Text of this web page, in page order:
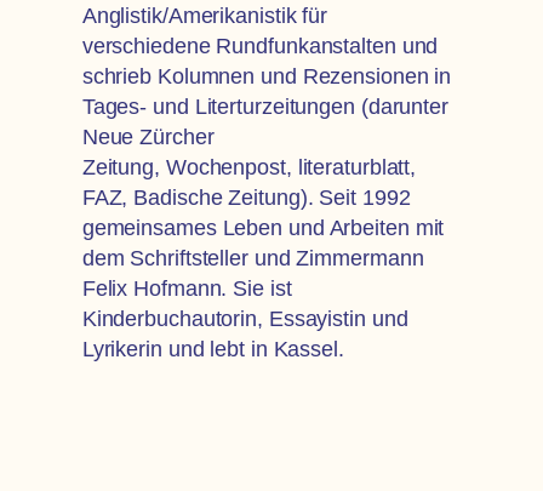
Anglistik/Amerikanistik für
verschiedene Rundfunkanstalten und
schrieb Kolumnen und Rezensionen in
Tages- und Literturzeitungen (darunter
Neue Zürcher
Zeitung, Wochenpost, literaturblatt,
FAZ, Badische Zeitung). Seit 1992
gemeinsames Leben und Arbeiten mit
dem Schriftsteller und Zimmermann
Felix Hofmann. Sie ist
Kinderbuchautorin, Essayistin und
Lyrikerin und lebt in Kassel.